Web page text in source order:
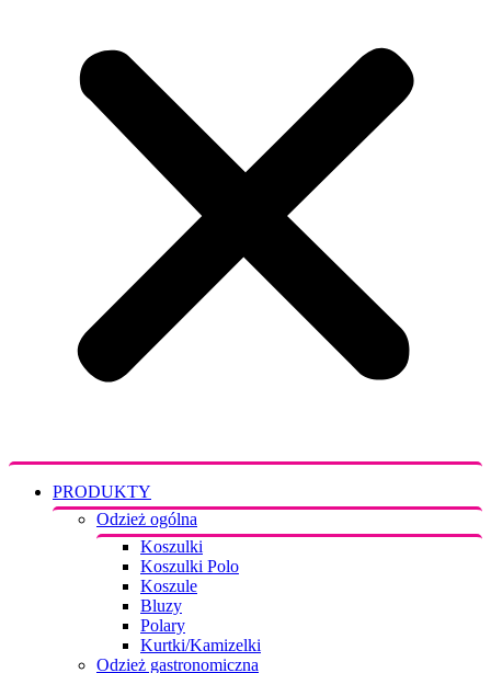
PRODUKTY
Odzież ogólna
Koszulki
Koszulki Polo
Koszule
Bluzy
Polary
Kurtki/Kamizelki
Odzież gastronomiczna